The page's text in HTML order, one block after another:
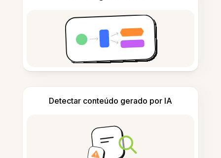
Detectar conteúdo gerado por IA